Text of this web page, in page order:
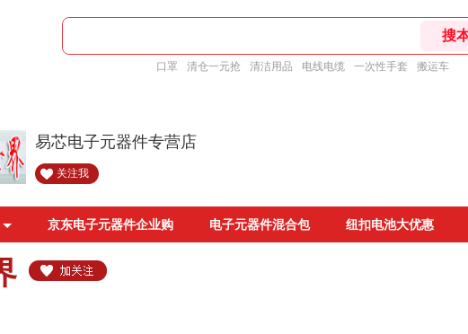
口罩 清仓一元抢 清洁用品 电线电缆 一次性手套 搬运车
易芯电子元器件专营店
关注我
京东电子元器件企业购 电子元器件混合包 纽扣电池大优惠
芯就够了！